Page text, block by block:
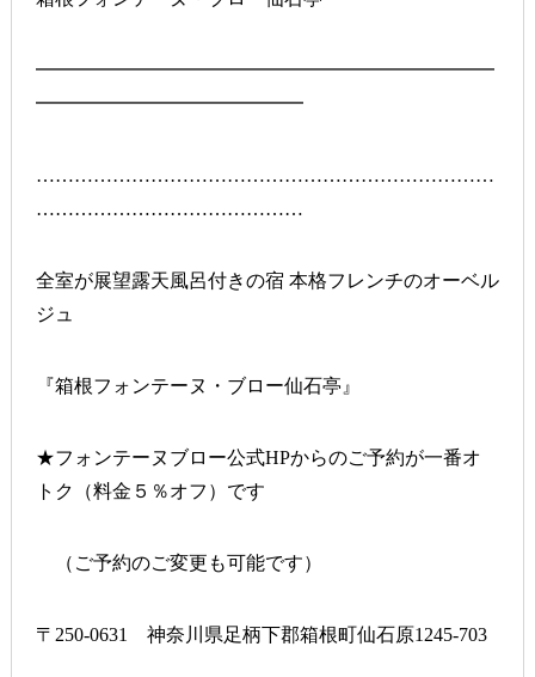
━━━━━━━━━━━━━━━━━━━━━━━━
━━━━━━━━━━━━━━
………………………………………………………………
……………………………………
全室が展望露天風呂付きの宿 本格フレンチのオーベル
ジュ
『箱根フォンテーヌ・ブロー仙石亭』
★フォンテーヌブロー公式HPからのご予約が一番オ
トク（料金５％オフ）です
（ご予約のご変更も可能です）
〒250-0631 神奈川県足柄下郡箱根町仙石原1245-703